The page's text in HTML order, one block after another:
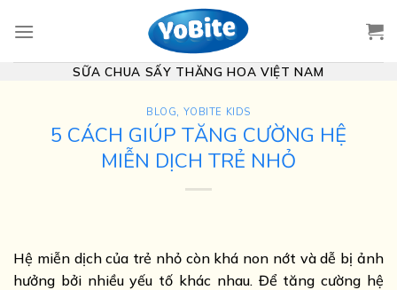
SỮA CHUA SẤY THĂNG HOA VIỆT NAM
BLOG, YOBITE KIDS
5 CÁCH GIÚP TĂNG CƯỜNG HỆ
MIỄN DỊCH TRẺ NHỎ
Hệ miễn dịch của trẻ nhỏ còn khá non nớt và dễ bị ảnh
hưởng bởi nhiều yếu tố khác nhau. Để tăng cường hệ